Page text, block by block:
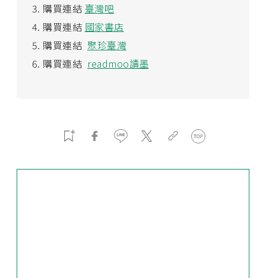
購買連結 臺灣吧
購買連結 國家書店
購買連結 聚珍臺灣
購買連結 readmoo讀墨